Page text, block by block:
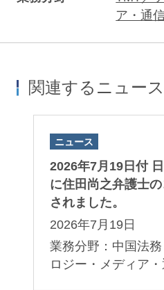
ア・通
関連するニュース
ニュース
2026年7月19日付
に住田尚之弁護士
されました。
2026年7月19日
業務分野：中国法
ロジー・メディア